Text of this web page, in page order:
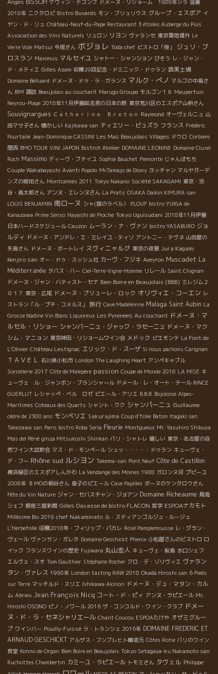
Anges BISSOH ケヴィン・デコンブ ドメーヌ・リショーム 1989年シラ 猛暑
2018年 ニクタロピ Bistro Buvards モン・ブリュリウス グループ・エスポア イ
ヤン・ド・リュ Château-Neuf-du-Pape Restaurant 3 étoiles Auberge du Puis
Association des Vins Naturels リュロン リヨン ヴァランセ 東京築地場外 Le
Verre Vole Matsui 今尾さん ボジョレ Toda chef ビストロ「俊」
ジュリ・ブ
ロスラン Maximus マルセイユ シャトー・シャンション びそう レ・ジャン・
ド・メティエ Gilles Azam 収穫29回記念・ドミニック・ドゥラン 酒美土場
Domaine Belluard ドメーヌ・ドゥ・ラ・ガランス マルク・ぺノ マルゴの中島さ
ん BIM 諏訪 Beaujolais au couchant Marugo Groupe モルゴン１６ Maupertuis
Neyrou-Plage 2018年11月伊藤與志男の日本の旅 東京荒川区のエスポア山枡さん
Souvignargues Ｃａｔｈｅｒｉｎｅ Ｂｒｅｔｏｎ Raymond オーヴェルニュ 山
田マサ子さん 懐かしい Kajikawa san ティエリー・ピュズラ フランス Frédéric
Pourtalié Jean-Dominique CASSINI Les Maù Beaujolais Villages ドウロ Corbiere
関西 BMO TOUR VINI JAPON Bistrot Atelier DOMAINE LEONINE Domaine Clusel
Roch Massimo ディーヴ・ブテイユ Sophia Bauchet Piemonte じゃんぼもち
Couple Wakabayashi Avanti Popolo Mr.Tamajo de Diony ヨッチャン マルヤガーデ
ンズの柳田さん Montcalmès 2011 Tokyo Nakano Société SAKAGAMI 東京・渋
谷・高太郎さん アンヌ・エレンヌさん La Prats OSAKA Daikin KIMURA san
LOUIS BENJAMIN 南ローヌ シャ(猫のラベル） PLOUF bistro YUIGA de
Kanazawa Prime Senso Hayashi de Pioche Tokyo Uguisudani 2018年11月伊藤
日本ハードスケジュール Cauzon ムーラン・ナ・ヴァン bistro YASABURO ジョ
ルディ ドメーヌ・アンドレ・エ・ミレイユ・ティソ アントニー・テヴネ 山田屋の
矢島さん ドメーヌ・ボートレイ スヴィニャルグ 東京の夜景 Jura Kagami
Kenjiro san オー・ドゥ・スッシュ社 カーヴ・フジキ Aveyron Muscadet La
Méditerranée タパス・バー Ciel-Terre-Vigne-Homme リレール Saint Chignan
ドメーヌ・ジャン・バティスト・セナ Bien Boire en Beaujolais (BBB) ミレジム２
０１７ 東京・広尾 ドメーヌ・プリューレ・ロック オリヴィエ・コーエン レ
ストラン「ル・プチ・コメルス」
旅行 Cave Madeleinne Malaga Saint Aubin La
Grosse Nadine Vin Blanc Liquoreux Les Pyrenees Au couchant ドメーヌ・マ
ルセル・リショー シャンパーニュ・ジャック・ラセーニュ ドメーヌ・マク
シム・マニョン 東京神田・リショームワイン会 メドック ピエモンテ La Font de
L'Olivier Château Lestignac エリック・ド・スーザ Si nous parlions Carignan
ＴＡＶＥＬ 石川県小松市 London The Laughing Heart アンペキャブル
Sorcellerie 2017 Côte de Malepère passion Coupe de Monde 2018 LA MISE キ
ューヴェ ル・ジャンボン・ブランシャール ドメール・レ・オート・テール RINCE
GUERLUT レシャッペ・ベル ロゼ ピエール・アリエ B.B.B. Bojoloise Alpes-
Maritimes Coteaux des Quarts シャント・クク シャンパーニュ Guillaume
cèdre de 2300 ans モンペリエ Sakurajima Coup d'folie Baton Itagaki san
Takezawa san Paris bistro Roba Seria Fleurie Montgueux Mr. Yasuhiro Shibuya
Mas del Périé ginza Mitsukoshi Shinkan パリ・シャトレ 嬉しい 東京・名古屋の自
然ワイン大試飲会 マス・ド・モンペール シュッ・・・・・ドゥラン キューヴェ・
デ・フー Rhône sud ルシヨン Takema-san Pont Neuf Côte de Castillon
横浜緑区のエスポアしんかわ La Vendange des Moines 1988 ガロンヌ河 プピーユ
2008年 ＢＭОの桐谷さん 息子のピエール Cave Papilles ボーヌのケンタロウさん
Fête du Vin Nature ジャン・セバスチャン・ジョアン Domaine Richeaume 鳥海
シェフ 銀座三越新館 Gilles Davasse de bistro FLACON 哲学 ESPOAナカモト
Millésime Bio 2019 chef Nakaminato ル・スティアンゴルジュ・ルージュ
L'Herbefolle 収穫2018年・フィリップ・パカレ Rosé Pamplemousse レ・グラン・
ヴェール ヴァンサン・ガレタ Domaine Geschickt Phenix 小松屋さんのビストロ ロ
イック フランスワインの歴史 Fujiwara 丸山宏人 キューヴェ・桜島 水口シェフ
エルヴェ・スオ Tom Gauthier Stéphane Rocher クロ・デ・ゾリヴィエ ヴァラン
タン・ヴァレス 1998年 London tasting RAW 2018 Okada Hiroshi san 6 Pieds
sur Terre マッチルド・スリエ Ishikawa Akinori ドメーヌ・デュ・マタン・カル
ム Abrieu Jean François Nicq コート・ド・ピィ アンヌ・ラピエール Mr.
Hiroshi OSONO ピノ・ノワール 2016 ザ・コンコルド・ワイン・クラブ ドメー
ヌ・ド・ラ・セネシャリエール Chant Coucou ESPOAたけや オザミグルー
プ ワインバー Pouilly-Fuissé ラ・トランシェ 2016年 DOMAINE FREDERIC ET
ARNAUD GESCHICKT アルザス・フンブレヒト醸造元 Côtes Rotie パリのワイン
食堂 Konno de Organ Bien Boire en Beaujolais Tokyo Setagaya-ku Nakamoto san
Ruchottes Chambertin カミーユ・ラピエール トモミさん タヴェル Philippe